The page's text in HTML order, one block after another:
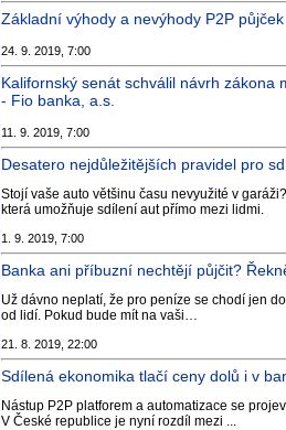
Základní výhody a nevýhody P2P
24. 9. 2019, 7:00
Kalifornský senát schválil návrh
- Fio banka, a.s.
11. 9. 2019, 7:00
Desatero nejdůležitějších pravidel pro
Stojí vaše auto většinu času nevyužité v
která umožňuje sdílení aut přímo mezi lidmi.
1. 9. 2019, 7:00
Banka ani příbuzní nechtějí půjčit?
Už dávno neplatí, že pro peníze se chodí jen
od lidí. Pokud bude mít na vaši…
21. 8. 2019, 22:00
Sdílená ekonomika tlačí ceny dolů i v
Nástup P2P platforem a automatizace se
V České republice je nyní rozdíl mezi ...